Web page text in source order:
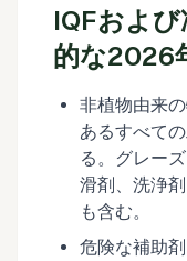
IQFおよ
的な2026
非植物由来
あるすべて
る。グレー
滑剤、洗浄
も含む。
危険な補助